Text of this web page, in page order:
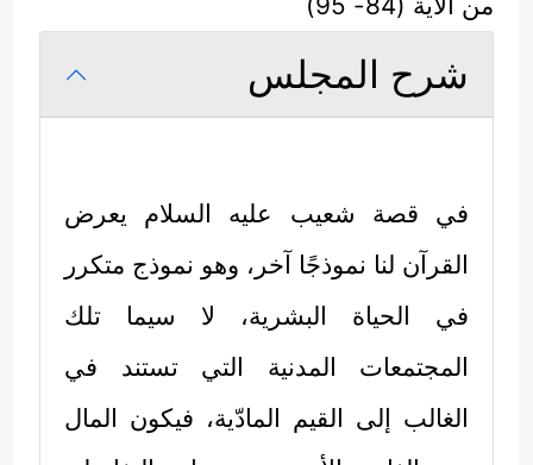
شرح المجلس
في قصة شعيب عليه السلام يعرض
القرآن لنا نموذجًا آخر، وهو نموذج متكرر
في الحياة البشرية، لا سيما تلك
المجتمعات المدنية التي تستند في
الغالب إلى القيم المادّية، فيكون المال